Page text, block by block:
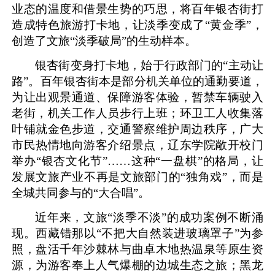
业态的温度和借景生势的巧思，将百年银杏街打
造成特色旅游打卡地，让淡季变成了“黄金季”，
创造了文旅“淡季破局”的生动样本。
银杏街变身打卡地，始于行政部门的“主动让
路”。百年银杏街本是部分机关单位的通勤要道，
为让出观景通道、保障游客体验，暂禁车辆驶入
老街，机关工作人员步行上班；环卫工人收集落
叶铺就金色步道，交通警察维护周边秩序，广大
市民热情地向游客介绍景点，辽东学院敞开校门
举办“银杏文化节”……这种“一盘棋”的格局，让
发展文旅产业不再是文旅部门的“独角戏”，而是
全城共同参与的“大合唱”。
近年来，文旅“淡季不淡”的成功案例不断涌
现。西藏错那以“不把大自然装进玻璃罩子”为参
照，盘活千年沙棘林与曲卓木地热温泉等原生资
源，为游客奉上人气爆棚的边城生态之旅；黑龙